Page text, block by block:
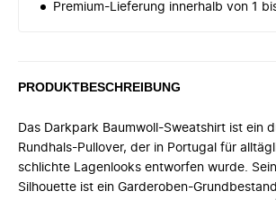
Premium-Lieferung innerhalb von 1
PRODUKTBESCHREIBUNG
Das Darkpark Baumwoll-Sweatshirt ist ein
Rundhals-Pullover, der in Portugal für
schlichte Lagenlooks entworfen wurde.
Silhouette ist ein Garderoben-